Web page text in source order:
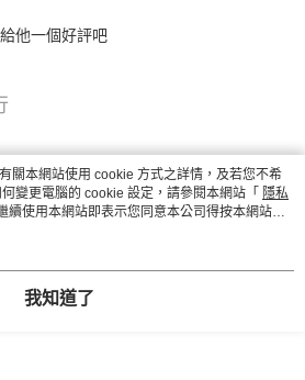
他一個好評吧
關本網站使用 cookie 方式之詳情，及若您不希
變更電腦的 cookie 設定，請參閱本網站「 隱私
續使用本網站即表示您同意本公司得按本網站使
。
我知道了